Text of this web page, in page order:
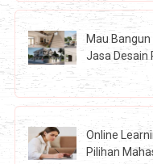
Mau
Jasa Desain
Online
Pilihan